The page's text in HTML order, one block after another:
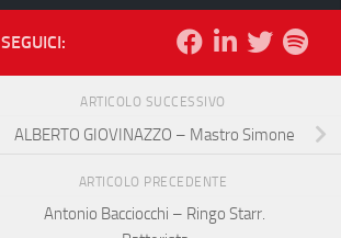
SEGUICI:
ARTICOLO SUCCESSIVO
ALBERTO GIOVINAZZO – Mastro Simone
ARTICOLO PRECEDENTE
Antonio Bacciocchi – Ringo Starr.